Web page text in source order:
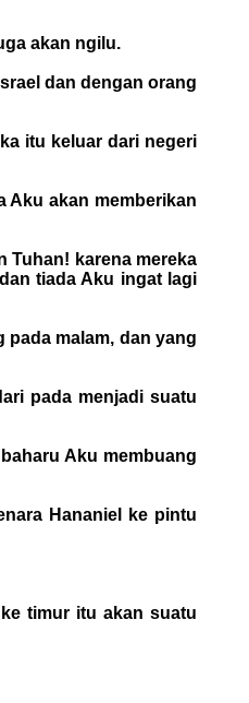
akan ngilu.
dan dengan orang
itu keluar dari negeri
Aku akan memberikan
Tuhan! karena mereka
tiada Aku ingat lagi
malam, dan yang
pada menjadi suatu
Aku membuang
Hananiel ke pintu
timur itu akan suatu